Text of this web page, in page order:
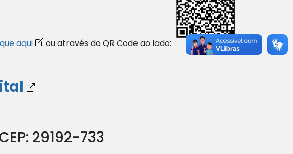
aqui ou através do QR Code ao lado:
29192-733